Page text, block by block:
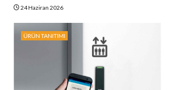
24 Haziran 2026
ÜRÜN TANITIMI